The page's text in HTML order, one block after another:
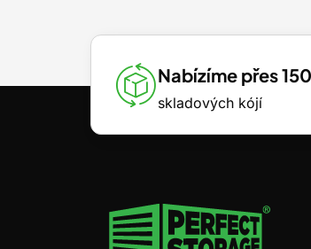
Nabízíme přes
skladových kójí